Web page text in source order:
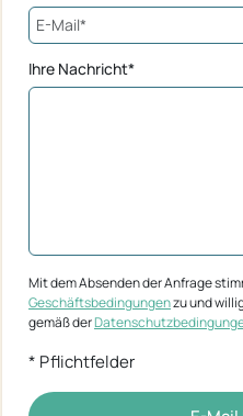
Ihre Nachricht*
Mit dem Absenden der Anfrage
Geschäftsbedingungenzu und
gemäß der
* Pflichtfelder